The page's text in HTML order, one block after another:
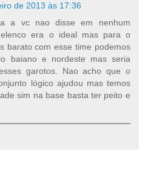
de 2013 às 17:36
a vc nao disse em nenhum
era o ideal mas para o
barato com esse time podemos
baiano e nordeste mas seria
garotos. Nao acho que o
lógico ajudou mas temos
sim na base basta ter peito e